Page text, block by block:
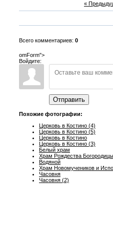
«
Всего комментариев: 0
omForm">
Войдите:
Отправить
Похожие фотографии:
Церковь в Костино (4)
Церковь в Костино (5)
Церковь в Костино
Церковь в Костино (3)
Белый храм
Храм Рождества Богородицы
Водяной
Храм Новомучеников и
Часовня
Часовня (2)